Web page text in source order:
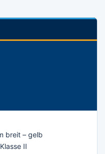
breit – gelb
II